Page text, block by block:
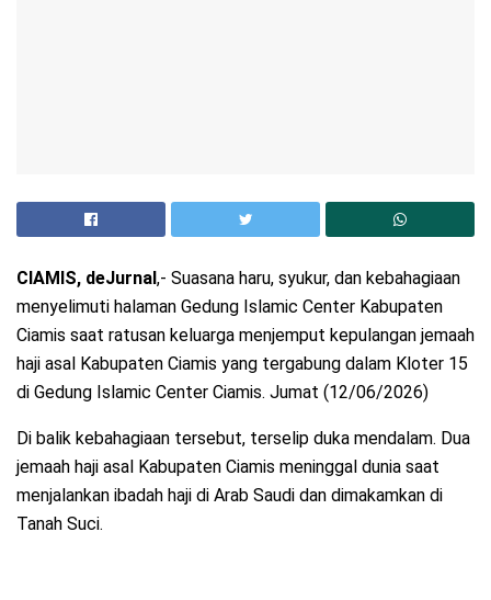
CIAMIS, deJurnal,- Suasana haru, syukur, dan kebahagiaan
menyelimuti halaman Gedung Islamic Center Kabupaten
Ciamis saat ratusan keluarga menjemput kepulangan jemaah
haji asal Kabupaten Ciamis yang tergabung dalam Kloter 15
di Gedung Islamic Center Ciamis. Jumat (12/06/2026)
Di balik kebahagiaan tersebut, terselip duka mendalam. Dua
jemaah haji asal Kabupaten Ciamis meninggal dunia saat
menjalankan ibadah haji di Arab Saudi dan dimakamkan di
Tanah Suci.